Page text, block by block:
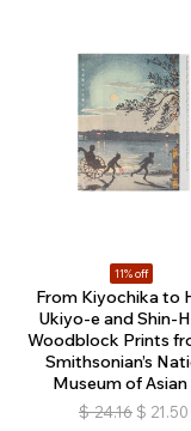
11% off
From Kiyochika to
Ukiyo-e and Shin-
Woodblock Prints
Smithsonian’s
Museum of Asian
$ 24.16 $ 21.50